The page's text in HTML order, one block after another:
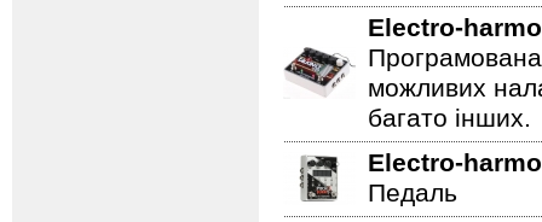
Electro-
можливих
багато інших.
Electro-
Педаль